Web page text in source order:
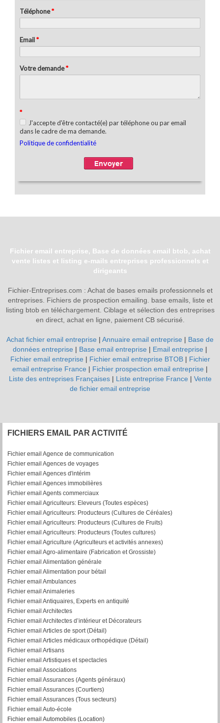
Fichier email entreprise, Base de données email btob, achat
vente listes et listing e-mails entreprises professionnels et
dirigeants
Fichier-Entreprises.com : Achat de bases emails professionnels et
entreprises. Fichiers de prospection emailing. base emails, liste et
listing btob en téléchargement. Ciblage et sélection des entreprises
en direct, achat en ligne, paiement CB sécurisé.
Achat fichier email entreprise | Annuaire email entreprise | Base de
données entreprise | Base email entreprise | Email entreprise |
Fichier email entreprise | Fichier email entreprise BTOB| Fichier
email entreprise France | Fichier prospection email entreprise |
Liste des entreprises Françaises| Liste entreprise France | Vente
de fichier email entreprise
FICHIERS EMAIL PAR ACTIVITÉ
Fichier email Agence de communication
Fichier email Agences de voyages
Fichier email Agences d'intérim
Fichier email Agences immobilières
Fichier email Agents commerciaux
Fichier email Agriculteurs: Eleveurs (Toutes espèces)
Fichier email Agriculteurs: Producteurs (Cultures de Céréales)
Fichier email Agriculteurs: Producteurs (Cultures de Fruits)
Fichier email Agriculteurs: Producteurs (Toutes cultures)
Fichier email Agriculture (Agriculteurs et activités annexes)
Fichier email Agro-alimentaire (Fabrication et Grossiste)
Fichier email Alimentation générale
Fichier email Alimentation pour bétail
Fichier email Ambulances
Fichier email Animaleries
Fichier email Antiquaires, Experts en antiquité
Fichier email Architectes
Fichier email Architectes d’intérieur et Décorateurs
Fichier email Articles de sport (Détail)
Fichier email Articles médicaux orthopédique (Détail)
Fichier email Artisans
Fichier email Artistiques et spectacles
Fichier email Associations
Fichier email Assurances (Agents généraux)
Fichier email Assurances (Courtiers)
Fichier email Assurances (Tous secteurs)
Fichier email Auto-école
Fichier email Automobiles (Location)